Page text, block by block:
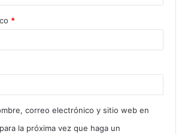
*
correo electrónico y sitio web en
la próxima vez que haga un